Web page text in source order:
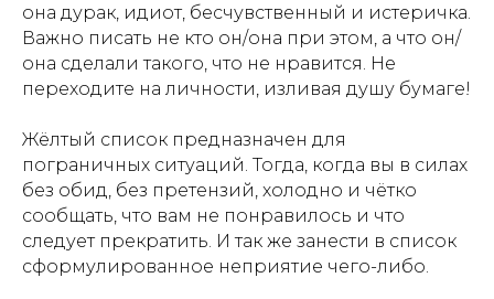
она дурак, идиот, бесчувственный и истеричка.
Важно писать не кто он/она при этом, а что он/
она сделали такого, что не нравится. Не
переходите на личности, изливая душу бумаге!
Жёлтый список предназначен для
пограничных ситуаций. Тогда, когда вы в силах
без обид, без претензий, холодно и чётко
сообщать, что вам не понравилось и что
следует прекратить. И так же занести в список
сформулированное неприятие чего-либо.